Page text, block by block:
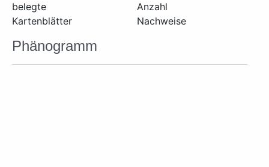
belegte
Kartenblätter
Anzahl
Nachweise
Phänogramm